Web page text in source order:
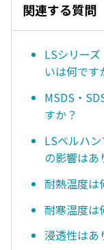
関連する質問
LSシリー
いは何です
MSDS・
すか？
LSベルハ
の影響はあ
耐熱温度
耐寒温度
浸透性はあ